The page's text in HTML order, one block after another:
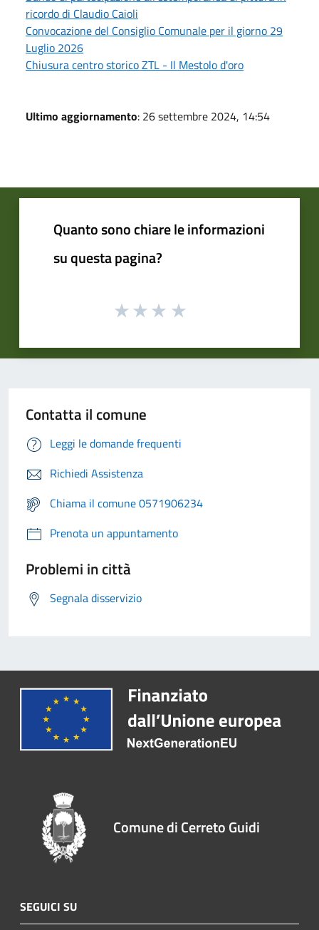
ricordo di Claudio Caioli
Convocazione del Consiglio Comunale per il giorno 29
Luglio 2026
Chiusura centro storico ZTL - Il Mestolo d'oro
Ultimo aggiornamento: 26 settembre 2024, 14:54
Quanto sono chiare le informazioni
su questa pagina?
Contatta il comune
Leggi le domande frequenti
Richiedi Assistenza
Chiama il comune 0571906234
Prenota un appuntamento
Problemi in città
Segnala disservizio
Comune di Cerreto Guidi
SEGUICI SU